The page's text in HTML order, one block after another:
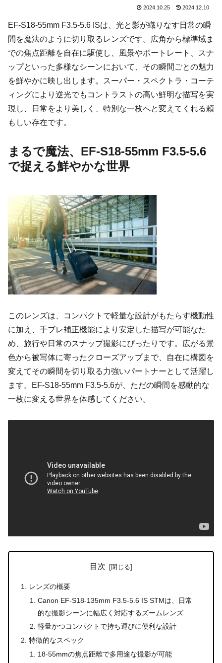
2024.10.25 2024.12.10
EF-S18-55mm F3.5-5.6 ISは、光と影が織りなす日常の瞬
間を魔法のように切り取るレンズです。広角から標準域ま
での焦点距離を自在に駆使し、風景やポートレート、スナ
ップといった多様なシーンにおいて、その瞬間ごとの魅力
を鮮やかに映し出します。スーパー・スペクトラ・コーテ
ィングにより逆光でもコントラストの高い鮮明な描写を実
現し、日常をより美しく、特別な一枚へと変えてくれる頼
もしい存在です。
まるで魔法、EF-S18-55mm F3.5-5.6
で捉える鮮やかな世界
このレンズは、コンパクトで軽量な設計がもたらす機動性
に加え、手ブレ補正機能により安定した描写が可能なた
め、旅行や日常のスナップ撮影にぴったりです。広がる景
色から被写体に寄ったクローズアップまで、自在に構図を
変えてその瞬間を切り取る力強いパートナーとして活躍し
ます。EF-S18-55mm F3.5-5.6が、ただの瞬間を感動的な
一枚に変える世界を体感してください。
目次
レンズの概要
Canon EF-S18-135mm F3.5-5.6 IS STMは、日常
的な撮影シーンに幅広く対応するズームレンズ
軽量かつコンパクトで持ち運びに便利な設計
特徴的なスペック
18-55mmの焦点距離で多用途な撮影が可能